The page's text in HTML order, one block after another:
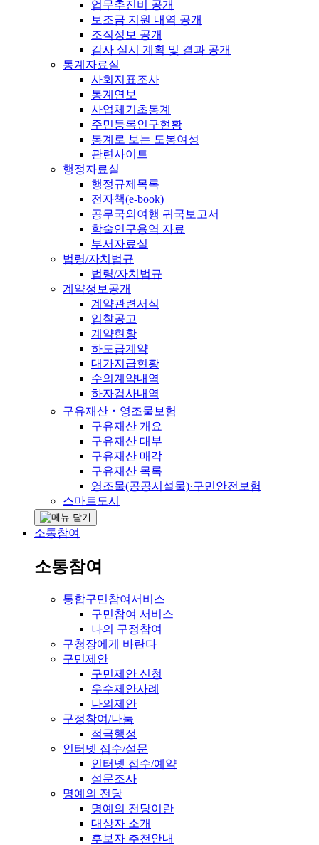
업무추진비 공개
보조금 지원 내역 공개
조직정보 공개
감사 실시 계획 및 결과 공개
통계자료실
사회지표조사
통계연보
사업체기초통계
주민등록인구현황
통계로 보는 도봉여성
관련사이트
행정자료실
행정규제목록
전자책(e-book)
공무국외여행 귀국보고서
학술연구용역 자료
부서자료실
법령/자치법규
법령/자치법규
계약정보공개
계약관련서식
입찰공고
계약현황
하도급계약
대가지급현황
수의계약내역
하자검사내역
구유재산‧영조물보험
구유재산 개요
구유재산 대부
구유재산 매각
구유재산 목록
영조물(공공시설물)·구민안전보험
스마트도시
소통참여
소통참여
통합구민참여서비스
구민참여 서비스
나의 구정참여
구청장에게 바란다
구민제안
구민제안 신청
우수제안사례
나의제안
구정참여/나눔
적극행정
인터넷 접수/설문
인터넷 접수/예약
설문조사
명예의 전당
명예의 전당이란
대상자 소개
후보자 추천안내